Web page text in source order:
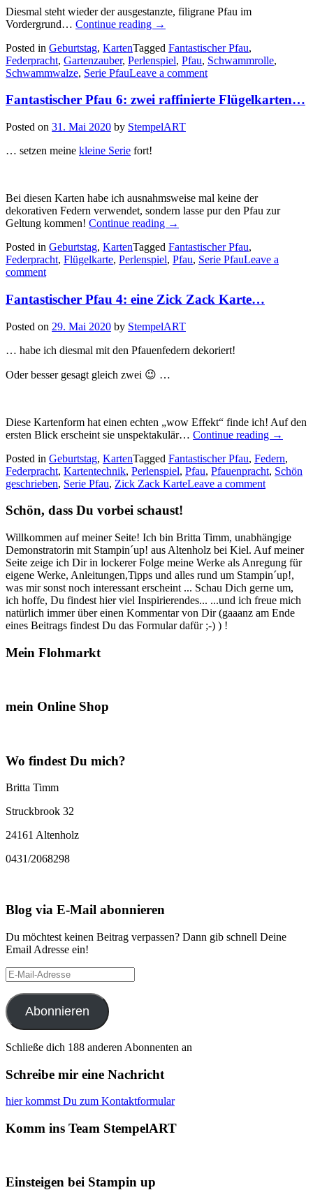
Diesmal steht wieder der ausgestanzte, filigrane Pfau im
Vordergrund… Continue reading „Fantastischer
7:
klassisch
geprägte
und
vielseitiges
→
Posted in Geburtstag, KartenTagged Fantastischer Pfau,
Federpracht, Gartenzauber, Perlenspiel, Pfau, Schwammrolle,
Schwammwalze, Serie PfauLeave a comment
Fantastischer Pfau 6: zwei raffinierte Flügelkarten…
Posted on 31. Mai 2020 by StempelART
… setzen meine kleine Serie fort!
Bei diesen Karten habe ich ausnahmsweise mal keine der
dekorativen Federn verwendet, sondern lasse pur den Pfau zur
Geltung kommen! Continue reading „Fantastischer
6:
zwei
→
Posted in Geburtstag, KartenTagged Fantastischer Pfau,
Federpracht, Flügelkarte, Perlenspiel, Pfau, Serie PfauLeave a
comment
Fantastischer Pfau 4: eine Zick Zack Karte…
Posted on 29. Mai 2020 by StempelART
… habe ich diesmal mit den Pfauenfedern dekoriert!
Oder besser gesagt gleich zwei 😉 …
Diese Kartenform hat einen echten „wow Effekt“ finde ich! Auf den
ersten Blick erscheint sie unspektakulär… Continue reading
4:
eine
→
Posted in Geburtstag, KartenTagged Fantastischer Pfau, Federn,
Federpracht, Kartentechnik, Perlenspiel, Pfau, Pfauenpracht, Schön
geschrieben, Serie Pfau, Zick Zack KarteLeave a comment
Schön, dass Du vorbei schaust!
Willkommen auf meiner Seite! Ich bin Britta Timm, unabhängige
Demonstratorin mit Stampin´up! aus Altenholz bei Kiel. Auf meiner
Seite zeige ich Dir in lockerer Folge meine Werke als Anregung für
eigene Werke, Anleitungen,Tipps und alles rund um Stampin´up!,
was mir sonst noch interessant erscheint ... Schau Dich gerne um,
ich hoffe, Du findest hier viel Inspirierendes... ...und ich freue mich
natürlich immer über einen Kommentar von Dir (gaaanz am Ende
eines Beitrags findest Du das Formular dafür ;-) ) !
Mein Flohmarkt
mein Online Shop
Wo findest Du mich?
Britta Timm
Struckbrook 32
24161 Altenholz
0431/2068298
Blog via E-Mail abonnieren
Du möchtest keinen Beitrag verpassen? Dann gib schnell Deine
Email Adresse ein!
E-
Mail-
Adresse
Abonnieren
Schließe dich 188 anderen Abonnenten an
Schreibe mir eine Nachricht
hier kommst Du zum Kontaktformular
Komm ins Team StempelART
Einsteigen bei Stampin up